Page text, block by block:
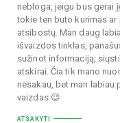
nebloga, jeigu bus gerai
tokie ten buto kurimas
atsibostų. Man daug
išvaizdos tinklas,
sužinot informaciją,
atskirai. Čia tik mano
nesakau, bet man
vaizdas 😉
ATSAKYTI